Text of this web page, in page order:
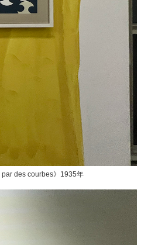
par des courbes》1935年